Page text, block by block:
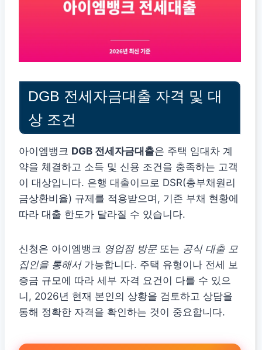
DGB 전세자금대출 자격 및 대
상 조건
아이엠뱅크 DGB 전세자금대출은 주택 임대차 계
약을 체결하고 소득 및 신용 조건을 충족하는 고객
이 대상입니다. 은행 대출이므로 DSR(총부채원리
금상환비율) 규제를 적용받으며, 기존 부채 현황에
따라 대출 한도가 달라질 수 있습니다.
신청은 아이엠뱅크 영업점 방문 또는 공식 대출 모
집인을 통해서가능합니다. 주택 유형이나 전세 보
증금 규모에 따라 세부 자격 요건이 다를 수 있으
니, 2026년 현재 본인의 상황을 검토하고 상담을
통해 정확한 자격을 확인하는 것이 중요합니다.